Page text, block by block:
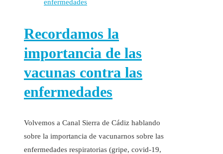
Recordamos la
importancia de las
vacunas contra las
enfermedades
Volvemos a Canal Sierra de Cádiz hablando
sobre la importancia de vacunarnos sobre las
enfermedades respiratorias (gripe, covid-19,